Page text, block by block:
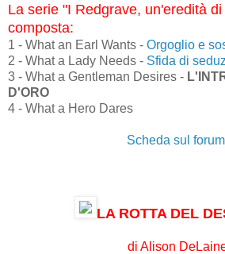
La serie "I Redgrave, un'eredità
composta:
1 - What an Earl Wants - Orgoglio e
2 - What a Lady Needs - Sfida di
3 - What a Gentleman Desires -
D'ORO
4 - What a Hero Dares
Scheda sul
LA ROTTA DEL
di Alison